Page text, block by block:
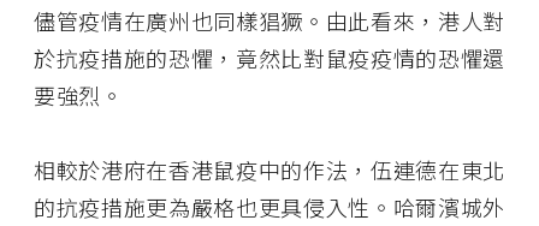
儘管疫情在廣州也同樣猖獗。由此看來，港人對
於抗疫措施的恐懼，竟然比對鼠疫疫情的恐懼還
要強烈。
相較於港府在香港鼠疫中的作法，伍連德在東北
的抗疫措施更為嚴格也更具侵入性。哈爾濱城外